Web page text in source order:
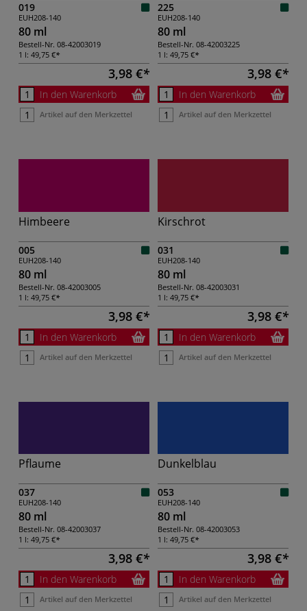
019
EUH208-140
80 ml
Bestell-Nr. 08-42003019
1 l: 49,75 €
3,98 €
In den Warenkorb
Artikel auf den Merkzettel
225
EUH208-140
80 ml
Bestell-Nr. 08-42003225
1 l: 49,75 €
3,98 €
In den Warenkorb
Artikel auf den Merkzettel
Himbeere
005
EUH208-140
80 ml
Bestell-Nr. 08-42003005
1 l: 49,75 €
3,98 €
In den Warenkorb
Artikel auf den Merkzettel
Kirschrot
031
EUH208-140
80 ml
Bestell-Nr. 08-42003031
1 l: 49,75 €
3,98 €
In den Warenkorb
Artikel auf den Merkzettel
Pflaume
037
EUH208-140
80 ml
Bestell-Nr. 08-42003037
1 l: 49,75 €
3,98 €
In den Warenkorb
Artikel auf den Merkzettel
Dunkelblau
053
EUH208-140
80 ml
Bestell-Nr. 08-42003053
1 l: 49,75 €
3,98 €
In den Warenkorb
Artikel auf den Merkzettel